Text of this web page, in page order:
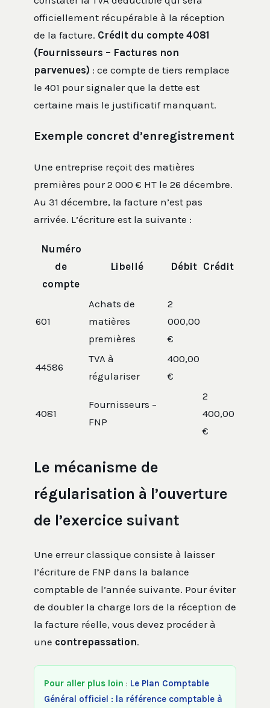
officiellement récupérable à la réception
de la facture. Crédit du compte 4081
(Fournisseurs – Factures non
parvenues) : ce compte de tiers remplace
le 401 pour signaler que la dette est
certaine mais le justificatif manquant.
Exemple concret d’enregistrement
Une entreprise reçoit des matières
premières pour 2 000 € HT le 26 décembre.
Au 31 décembre, la facture n’est pas
arrivée. L’écriture est la suivante :
Numéro
de
compte
Libellé Débit Crédit
601
Achats de
matières
premières
2
000,00
€
44586
TVA à
régulariser
400,00
€
4081
Fournisseurs –
FNP
2
400,00
€
Le mécanisme de
régularisation à l’ouverture
de l’exercice suivant
Une erreur classique consiste à laisser
l’écriture de FNP dans la balance
comptable de l’année suivante. Pour éviter
de doubler la charge lors de la réception de
la facture réelle, vous devez procéder à
une contrepassation.
Pour aller plus loin : Le Plan Comptable
Général officiel : la référence comptable à